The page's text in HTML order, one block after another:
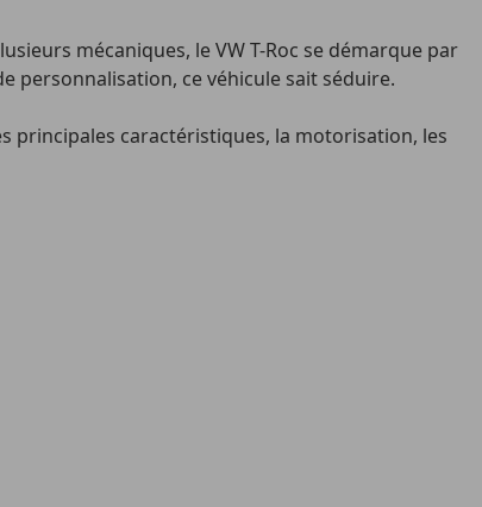
mécaniques, le VW T-Roc se démarque par
personnalisation, ce véhicule sait séduire.
principales caractéristiques, la motorisation, les